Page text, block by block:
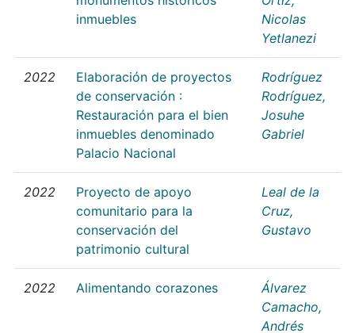
inmuebles
Nicolas
Yetlanezi
2022
Elaboración de proyectos
de conservación :
Restauración para el bien
inmuebles denominado
Palacio Nacional
Rodríguez
Rodríguez,
Josuhe
Gabriel
2022
Proyecto de apoyo
comunitario para la
conservación del
patrimonio cultural
Leal de la
Cruz,
Gustavo
2022 Alimentando corazones
Álvarez
Camacho,
Andrés